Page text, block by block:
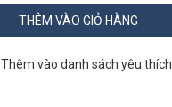
THÊM VÀO GIỎ HÀNG
Thêm vào danh sách yêu thích